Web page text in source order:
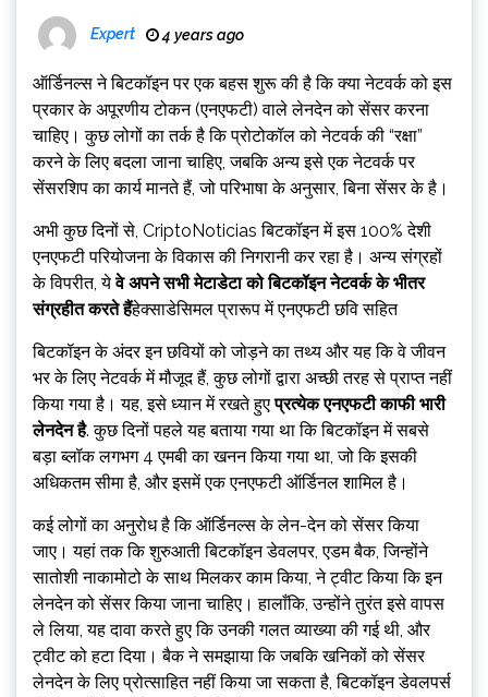
Expert 4 years ago
ऑर्डिनल्स ने बिटकॉइन पर एक बहस शुरू की है कि क्या नेटवर्क को इस
प्रकार के अपूरणीय टोकन (एनएफटी) वाले लेनदेन को सेंसर करना
चाहिए। कुछ लोगों का तर्क है कि प्रोटोकॉल को नेटवर्क की “रक्षा”
करने के लिए बदला जाना चाहिए, जबकि अन्य इसे एक नेटवर्क पर
सेंसरशिप का कार्य मानते हैं, जो परिभाषा के अनुसार, बिना सेंसर के है।
अभी कुछ दिनों से, CriptoNoticias बिटकॉइन में इस 100% देशी
एनएफटी परियोजना के विकास की निगरानी कर रहा है। अन्य संग्रहों
के विपरीत, येवे अपने सभी मेटाडेटा को बिटकॉइन नेटवर्क के भीतर
संग्रहीत करते हैंहेक्साडेसिमल प्रारूप में एनएफटी छवि सहित
बिटकॉइन के अंदर इन छवियों को जोड़ने का तथ्य और यह कि वे जीवन
भर के लिए नेटवर्क में मौजूद हैं, कुछ लोगों द्वारा अच्छी तरह से प्राप्त नहीं
किया गया है। यह, इसे ध्यान में रखते हुएप्रत्येक एनएफटी काफी भारी
लेनदेन है. कुछ दिनों पहले यह बताया गया था कि बिटकॉइन में सबसे
बड़ा ब्लॉक लगभग 4 एमबी का खनन किया गया था, जो कि इसकी
अधिकतम सीमा है, और इसमें एक एनएफटी ऑर्डिनल शामिल है।
कई लोगों का अनुरोध है कि ऑर्डिनल्स के लेन-देन को सेंसर किया
जाए। यहां तक ​​कि शुरुआती बिटकॉइन डेवलपर, एडम बैक, जिन्होंने
सातोशी नाकामोटो के साथ मिलकर काम किया, ने ट्वीट किया कि इन
लेनदेन को सेंसर किया जाना चाहिए। हालाँकि, उन्होंने तुरंत इसे वापस
ले लिया, यह दावा करते हुए कि उनकी गलत व्याख्या की गई थी, और
ट्वीट को हटा दिया। बैक ने समझाया कि जबकि खनिकों को सेंसर
लेनदेन के लिए प्रोत्साहित नहीं किया जा सकता है, बिटकॉइन डेवलपर्स